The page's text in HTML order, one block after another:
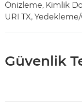
Önizleme, Kimlik
URI TX,
Güvenlik